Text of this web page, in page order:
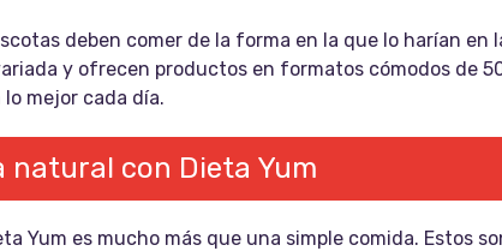
deben comer de la forma en la que lo harían en
y ofrecen productos en formatos cómodos de
mejor cada día.
natural con Dieta Yum
Yum es mucho más que una simple comida. Estos